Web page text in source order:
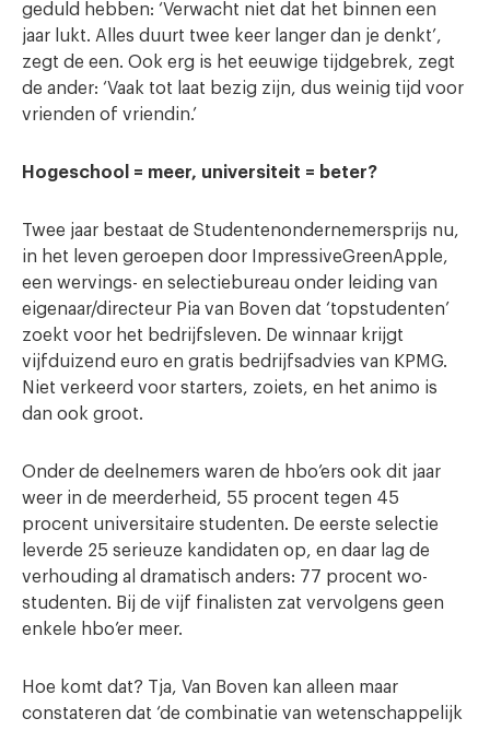
geduld hebben: ‘Verwacht niet dat het binnen een
jaar lukt. Alles duurt twee keer langer dan je denkt’,
zegt de een. Ook erg is het eeuwige tijdgebrek, zegt
de ander: ‘Vaak tot laat bezig zijn, dus weinig tijd voor
vrienden of vriendin.’
Hogeschool = meer, universiteit = beter?
Twee jaar bestaat de Studentenondernemersprijs nu,
in het leven geroepen door ImpressiveGreenApple,
een wervings- en selectiebureau onder leiding van
eigenaar/directeur Pia van Boven dat ‘topstudenten’
zoekt voor het bedrijfsleven. De winnaar krijgt
vijfduizend euro en gratis bedrijfsadvies van KPMG.
Niet verkeerd voor starters, zoiets, en het animo is
dan ook groot.
Onder de deelnemers waren de hbo’ers ook dit jaar
weer in de meerderheid, 55 procent tegen 45
procent universitaire studenten. De eerste selectie
leverde 25 serieuze kandidaten op, en daar lag de
verhouding al dramatisch anders: 77 procent wo-
studenten. Bij de vijf finalisten zat vervolgens geen
enkele hbo’er meer.
Hoe komt dat? Tja, Van Boven kan alleen maar
constateren dat ‘de combinatie van wetenschappelijk